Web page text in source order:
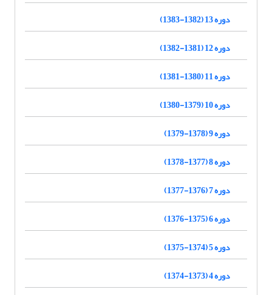
دوره 13 (1382-1383)
دوره 12 (1381-1382)
دوره 11 (1380-1381)
دوره 10 (1379-1380)
دوره 9 (1378-1379)
دوره 8 (1377-1378)
دوره 7 (1376-1377)
دوره 6 (1375-1376)
دوره 5 (1374-1375)
دوره 4 (1373-1374)